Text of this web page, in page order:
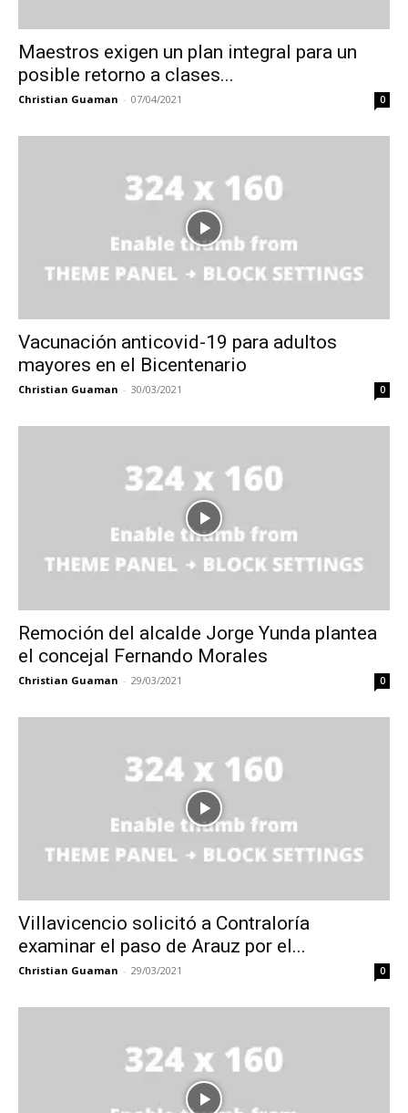
Maestros exigen un plan integral para un
posible retorno a clases...
Christian Guaman - 07/04/2021 0
Vacunación anticovid-19 para adultos
mayores en el Bicentenario
Christian Guaman - 30/03/2021 0
Remoción del alcalde Jorge Yunda plantea
el concejal Fernando Morales
Christian Guaman - 29/03/2021 0
Villavicencio solicitó a Contraloría
examinar el paso de Arauz por el...
Christian Guaman - 29/03/2021 0